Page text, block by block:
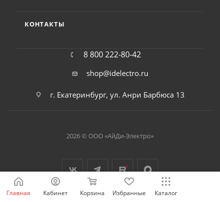
КОНТАКТЫ
8 800 222-80-42
shop@idelectro.ru
г. Екатеринбург, ул. Анри Барбюса 13
2026 © ООО «АйДи-Электро»
Главная Кабинет Корзина Избранные Каталог